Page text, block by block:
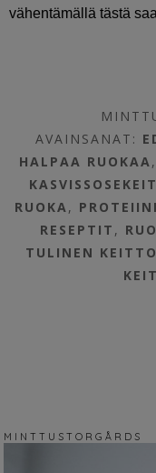
vähentämällä tästä
AVAINSANAT:
HALPAA RUOKAA,
RUOKA, PROTEIINI
RESEPTIT ,
TULINEN KEITTO
M I N T T U S T O R G Å R D S